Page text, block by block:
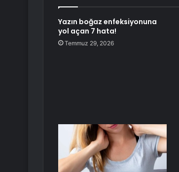
Yazın boğaz enfeksiyonuna
yol açan 7 hata!
Temmuz 29, 2026